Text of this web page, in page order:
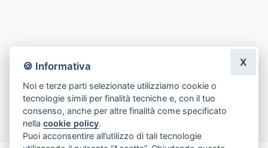
uto molti complimenti anche da chi l'ha visto solo in
ità e tanta umanità hanno caratterizzato questa
amo assolutamente🌼🌼❤️
Ilenia Buglia|una settimana fa
Lascia una recensione
🍪 Informativa
Noi e terze parti selezionate utilizziamo cookie o
tecnologie simili per finalità tecniche e, con il tuo
consenso, anche per altre finalità come specificato
nellacookie policy.
Puoi acconsentire all’utilizzo di tali tecnologie
X